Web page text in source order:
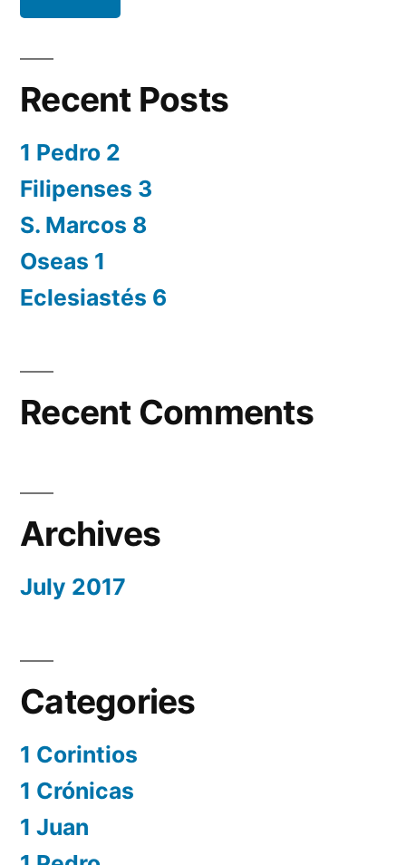
Recent Posts
1 Pedro 2
Filipenses 3
S. Marcos 8
Oseas 1
Eclesiastés 6
Recent Comments
Archives
July 2017
Categories
1 Corintios
1 Crónicas
1 Juan